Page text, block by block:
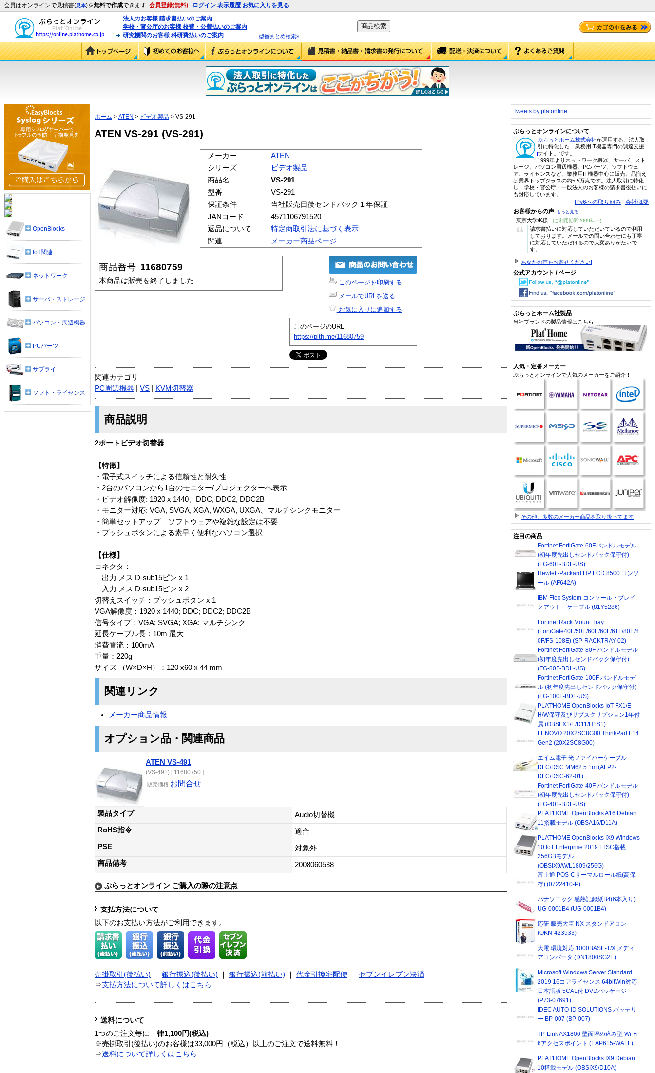
会員はオンラインで見積書(見本)を無料で作成できます 会員登録(無料) ログイン 表示履歴 お気に入りを見る
法人のお客様 請求書払いのご案内
学校・官公庁のお客様 校費・公費払いのご案内
研究機関のお客様 科研費払いのご案内
型番まとめ検索»
ホーム > ATEN > ビデオ製品 > VS-291
ATEN VS-291 (VS-291)
メーカー
ATEN
シリーズ
ビデオ製品
商品名
VS-291
型番
VS-291
保証条件
当社販売日後センドバック１年保証
JANコード
4571106791520
返品について
特定商取引法に基づく表示
関連
メーカー商品ページ
商品番号 11680759
本商品は販売を終了しました
このページを印刷する
メールでURLを送る
お気に入りに追加する
このページのURL
https://plth.me/11680759
関連カテゴリ
PC周辺機器
VS KVM切替器
商品説明
2ポートビデオ切替器
【特徴】
・電子式スイッチによる信頼性と耐久性
・2台のパソコンから1台のモニター/プロジェクターへ表示
・ビデオ解像度: 1920 x 1440、DDC, DDC2, DDC2B
・モニター対応: VGA, SVGA, XGA, WXGA, UXGA、マルチシンクモニター
・簡単セットアップ – ソフトウェアや複雑な設定は不要
・プッシュボタンによる素早く便利なパソコン選択
【仕様】
コネクタ：
出力 メス D-sub15ピン x 1
入力 メス D-sub15ピン x 2
切替えスイッチ：プッシュボタン x 1
VGA解像度：1920 x 1440; DDC; DDC2; DDC2B
信号タイプ：VGA; SVGA; XGA; マルチシンク
延長ケーブル長：10m 最大
消費電流：100mA
重量：220g
サイズ （W×D×H）：120 x60 x 44 mm
関連リンク
メーカー商品情報
オプション品・関連商品
ATEN VS-491
(VS-491) [ 11680750 ]
販売価格 お問合せ
製品タイプ
Audio切替機
RoHS指令
適合
PSE
対象外
商品備考
2008060538
ぷらっとオンライン ご購入の際の注意点
支払方法について
以下のお支払い方法がご利用できます。
売掛取引(後払い) 銀行振込(後払い) 銀行振込(前払い) 代金引換宅配便
セブンイレブン決済
⇒支払方法について詳しくはこちら
送料について
1つのご注文毎に一律1,100円(税込)
※売掛取引(後払い)のお客様は33,000円（税込）以上のご注文で送料無料！
⇒送料について詳しくはこちら
OpenBlocks
IoT関連
ネットワーク
サーバ・ストレージ
パソコン・周辺機器
PCパーツ
サプライ
ソフト・ライセンス
Tweets by platonline
ぷらっとオンラインについて
ぷらっとホーム株式会社が運用する、法人取
引に特化した「業務用IT機器専門の調達支援
サイト」です。
1999年よりネットワーク機器、サーバ、スト
レージ、パソコン周辺機器、PCパーツ、ソフトウェ
ア、ライセンスなど、業務用IT機器中心に販売。品揃え
は業界トップクラスの約5.5万点です。法人取引に特化
し、学校・官公庁・一般法人のお客様の請求書後払いに
も対応しています。
IPv6への取り組み 会社概要
お客様からの声 もっと見る
東京大学/K様 (ご利用期間2009年～)
“
請求書払いに対応していただいているので利用
しております。メールでの問い合わせにも丁寧
に対応していただけるので大変ありがたいで
す。
あなたの声をお寄せください!
公式アカウント / ページ
ぷらっとホーム社製品
当社ブランドの製品情報はこちら
人気・定番メーカー
ぷらっとオンラインで人気のメーカーをご紹介！
その他、多数のメーカー商品を取り扱ってます
注目の商品
Fortinet FortiGate-60Fバンドルモデル
(初年度先出しセンドバック保守付)
(FG-60F-BDL-US)
Hewlett-Packard HP LCD 8500 コンソ
ール (AF642A)
IBM Flex System コンソール・ブレイ
クアウト・ケーブル (81Y5286)
Fortinet Rack Mount Tray
(FortiGate40F/50E/60E/60F/61F/80E/8
0F/FS-108E) (SP-RACKTRAY-02)
Fortinet FortiGate-80F バンドルモデル
(初年度先出しセンドバック保守付)
(FG-80F-BDL-US)
Fortinet FortiGate-100F バンドルモデ
ル (初年度先出しセンドバック保守付)
(FG-100F-BDL-US)
PLAT'HOME OpenBlocks IoT FX1/E
H/W保守及びサブスクリプション1年付
属 (OBSFX1/E/D11/H1S1)
LENOVO 20X2SC8G00 ThinkPad L14
Gen2 (20X2SC8G00)
エイム電子 光ファイバーケーブル
DLC/DSC MM62.5 1m (AFP2-
DLC/DSC-62-01)
Fortinet FortiGate-40F バンドルモデル
(初年度先出しセンドバック保守付)
(FG-40F-BDL-US)
PLAT'HOME OpenBlocks A16 Debian
11搭載モデル (OBSA16/D11A)
PLAT'HOME OpenBlocks IX9 Windows
10 IoT Enterprise 2019 LTSC搭載
256GBモデル
(OBSIX9/W/L1809/256G)
富士通 POS-Cサーマルロール紙(高保
存) (0722410-P)
パナソニック 感熱記録紙B4(6本入り)
UG-0001B4 (UG-0001B4)
応研 販売大臣 NX スタンドアロン
(OKN-423533)
大電 環境対応 1000BASE-T/X メディ
アコンバータ (DN1800SG2E)
Microsoft Windows Server Standard
2019 16コアライセンス 64bitWin対応
日本語版 5CAL付 DVDパッケージ
(P73-07691)
IDEC AUTO-ID SOLUTIONS バッテリ
ー BP-007 (BP-007)
TP-Link AX1800 壁面埋め込み型 Wi-Fi
6アクセスポイント (EAP615-WALL)
PLAT'HOME OpenBlocks IX9 Debian
10搭載モデル (OBSIX9/D10A)